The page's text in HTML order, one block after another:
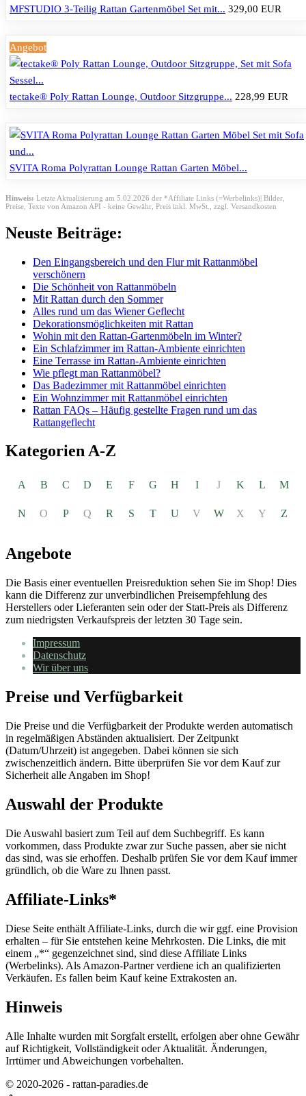
MFSTUDIO 3-Teilig Rattan Gartenmöbel Set mit... 329,00 EUR
Angebot
tectake® Poly Rattan Lounge, Outdoor Sitzgruppe... 228,99 EUR
SVITA Roma Polyrattan Lounge Rattan Garten Möbel...
Hinweis: Letzte Aktualisierung am 5.02.2026 der *Affiliate Links (=Werbelinks)| Bilder,
Preise, Texte von Amazon API - keine Gewähr, Preis inkl. MwSt., zzgl. Versandkosten
Neuste Beiträge:
Den Eingangsbereich und den Flur mit Rattanmöbel
verschönern
Die Schönheit von Rattanmöbeln
Mit Rattan durch den Sommer
Alles rund um das Wiener Geflecht
Dekorationsmöglichkeiten mit Rattan
Wohin mit den Rattan-Gartenmöbeln im Winter?
Ein Schlafzimmer im Rattan-Ambiente einrichten
Eine Terrasse im Rattan-Ambiente einrichten
Wie pflegt man Rattanmöbel?
Das Badezimmer mit Rattanmöbel einrichten
Ein Wohnzimmer mit Rattanmöbel einrichten
Rattan FAQs – Häufig gestellte Fragen rund um das
Rattangeflecht
Kategorien A-Z
A B C D E F G H I J K L M
N O P Q R S T U V W X Y Z
Angebote
Die Basis einer eventuellen Preisreduktion sehen Sie im Shop! Dies
kann die Differenz zur unverbindlichen Preisempfehlung des
Herstellers oder Lieferanten sein oder der Statt-Preis als Differenz
zum niedrigsten Verkaufspreis der letzten 30 Tage sein.
Impressum
Datenschutz
Wir über uns
Preise und Verfügbarkeit
Die Preise und die Verfügbarkeit der Produkte werden automatisch
in regelmäßigen Abständen aktualisiert. Der Zeitpunkt
(Datum/Uhrzeit) ist angegeben. Dabei können sie sich
zwischenzeitlich ändern. Bitte überprüfen Sie vor dem Kauf zur
Sicherheit alle Angaben im Shop!
Auswahl der Produkte
Die Auswahl basiert zum Teil auf dem Suchbegriff. Es kann
vorkommen, dass Produkte zwar zur Suche passen, aber sie nicht
das sind, was sie erhoffen. Deshalb prüfen Sie vor dem Kauf immer
gründlich, ob die Ware zu Ihnen passt.
Affiliate-Links*
Diese Seite enthält Affiliate-Links, durch die wir ggf. eine Provision
erhalten – für Sie entstehen keine Mehrkosten. Die Links, die mit
einem „*“ gegenzeichnet sind, sind diese Affiliate Links
(Werbelinks). Als Amazon-Partner verdiene ich an qualifizierten
Verkäufen. Es fallen beim Kauf keine Extrakosten an.
Hinweis
Alle Inhalte wurden mit Sorgfalt erstellt, erfolgen aber ohne Gewähr
auf Richtigkeit, Vollständigkeit oder Aktualität. Änderungen,
Irrtümer und Abweichungen vorbehalten.
© 2020-2026 - rattan-paradies.de